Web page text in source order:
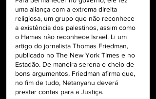
uma aliança com a extrema direita
religiosa, um grupo que não reconhece
a existência dos palestinos, assim como
o Hamas não reconhece Israel. Li um
artigo do jornalista Thomas Friedman,
publicado no The New York Times e no
Estadão. De maneira serena e cheio de
bons argumentos, Friedman afirma que,
no fim de tudo, Netanyahu deverá
prestar contas para a Justiça.